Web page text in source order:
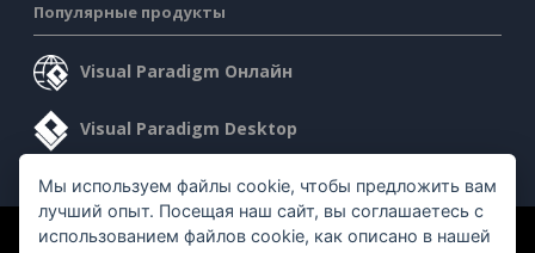
Популярные продукты
Visual Paradigm Онлайн
Visual Paradigm Desktop
©2026 by Visual Paradigm. Все права защищены.
Мы используем файлы cookie, чтобы предложить вам
лучший опыт. Посещая наш сайт, вы соглашаетесь с
использованием файлов cookie, как описано в нашей